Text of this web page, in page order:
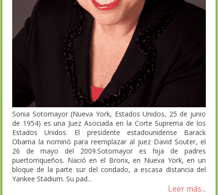
Sonia Sotomayor (Nueva York, Estados Unidos, 25 de junio
de 1954) es una Juez Asociada en la Corte Suprema de los
Estados Unidos. El presidente estadounidense Barack
Obama la nominó para reemplazar al juez David Souter, el
26 de mayo del 2009.Sotomayor es hija de padres
puertorriqueños. Nació en el Bronx, en Nueva York, en un
bloque de la parte sur del condado, a escasa distancia del
Yankee Stadium. Su pad...
Leer más...